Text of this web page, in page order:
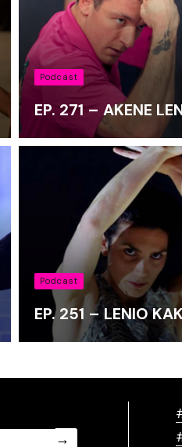
Podcast
EP. 271 – AKENE
Podcast
EP. 251 – LENIO